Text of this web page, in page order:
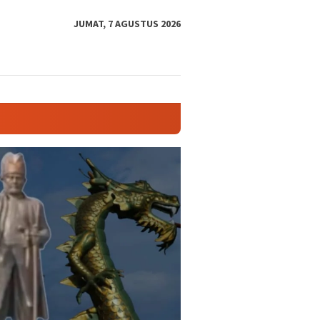
JUMAT, 7 AGUSTUS 2026